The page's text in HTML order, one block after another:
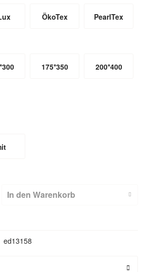
ÖkoTex PearlTex
175*350 200*400
In den Warenkorb
ed13158